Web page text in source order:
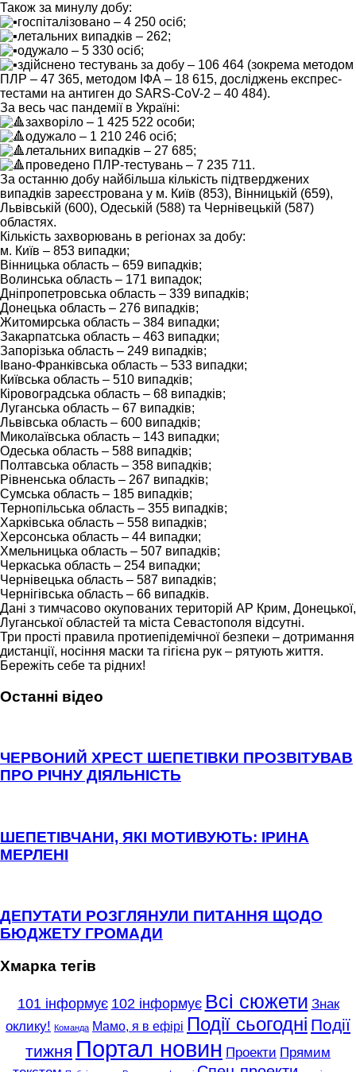
Також за минулу добу:
госпіталізовано – 4 250 осіб;
летальних випадків – 262;
одужало – 5 330 осіб;
здійснено тестувань за добу – 106 464 (зокрема методом
ПЛР – 47 365, методом ІФА – 18 615, досліджень експрес-
тестами на антиген до SARS-CoV-2 – 40 484).
За весь час пандемії в Україні:
захворіло – 1 425 522 особи;
одужало – 1 210 246 осіб;
летальних випадків – 27 685;
проведено ПЛР-тестувань – 7 235 711.
За останню добу найбільша кількість підтверджених
випадків зареєстрована у м. Київ (853), Вінницькій (659),
Львівській (600), Одеській (588) та Чернівецькій (587)
областях.
Кількість захворювань в регіонах за добу:
м. Київ – 853 випадки;
Вінницька область – 659 випадків;
Волинська область – 171 випадок;
Дніпропетровська область – 339 випадків;
Донецька область – 276 випадків;
Житомирська область – 384 випадки;
Закарпатська область – 463 випадки;
Запорізька область – 249 випадків;
Івано-Франківська область – 533 випадки;
Київська область – 510 випадків;
Кіровоградська область – 68 випадків;
Луганська область – 67 випадків;
Львівська область – 600 випадків;
Миколаївська область – 143 випадки;
Одеська область – 588 випадків;
Полтавська область – 358 випадків;
Рівненська область – 267 випадків;
Сумська область – 185 випадків;
Тернопільська область – 355 випадків;
Харківська область – 558 випадків;
Херсонська область – 44 випадки;
Хмельницька область – 507 випадків;
Черкаська область – 254 випадки;
Чернівецька область – 587 випадків;
Чернігівська область – 66 випадків.
Дані з тимчасово окупованих територій АР Крим, Донецької,
Луганської областей та міста Севастополя відсутні.
Три прості правила протиепідемічної безпеки – дотримання
дистанції, носіння маски та гігієна рук – рятують життя.
Бережіть себе та рідних!
Останні відео
ЧЕРВОНИЙ ХРЕСТ ШЕПЕТІВКИ ПРОЗВІТУВАВ
ПРО РІЧНУ ДІЯЛЬНІСТЬ
ШЕПЕТІВЧАНИ, ЯКІ МОТИВУЮТЬ: ІРИНА
МЕРЛЕНІ
ДЕПУТАТИ РОЗГЛЯНУЛИ ПИТАННЯ ЩОДО
БЮДЖЕТУ ГРОМАДИ
Хмарка тегів
101 інформує 102 інформує Всі сюжети Знак
оклику! Команда Мамо, я в ефірі Події сьогодні Події
тижня Портал новин Проекти Прямим